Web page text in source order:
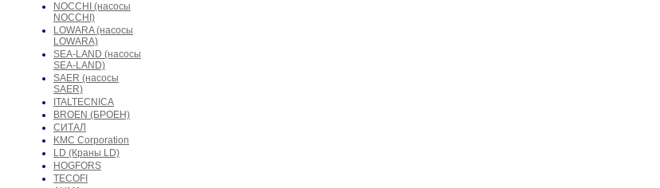
NOCCHI (насосы
NOCCHI)
LOWARA (насосы
LOWARA)
SEA-LAND (насосы
SEA-LAND)
SAER (насосы
SAER)
ITALTECNICA
BROEN (БРОЕН)
СИТАЛ
KMC Corporation
LD (Краны LD)
HOGFORS
TECOFI